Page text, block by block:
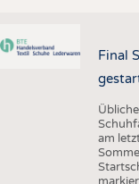
Final
am